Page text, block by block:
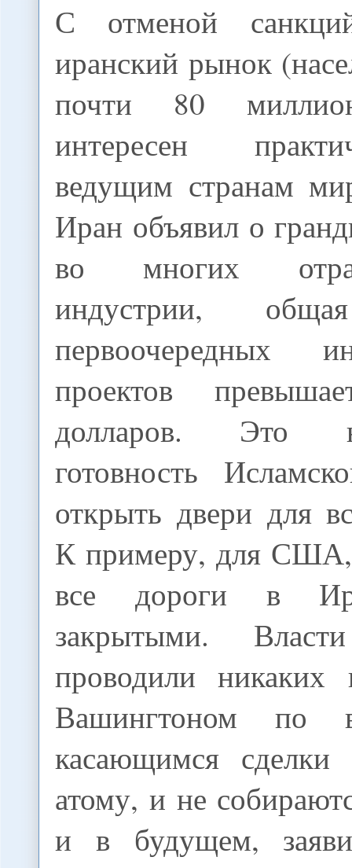
С отменой
иранский рынок
почти 80
интересен
ведущим странам
Иран объявил о
во многих
индустрии,
первоочередных
проектов
долларов. Это
готовность
открыть двери для
К примеру, для США,
все дороги в
закрытыми.
проводили никаких
Вашингтоном по
касающимся сделки
атому, и не
и в будущем,